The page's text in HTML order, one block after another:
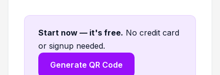
Start now — it's free. No credit card
or signup needed.
Generate QR Code